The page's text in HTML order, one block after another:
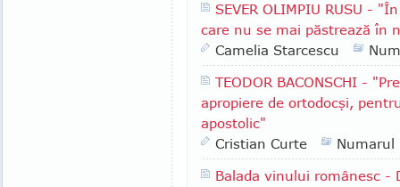
SEVER OLIMPIU RUSU -
care nu se mai păstrează în
Camelia Starcescu
TEODOR BACONSCHI -
apropiere de ortodocşi,
apostolic"
Cristian Curte
Numarul
Balada vinului românesc